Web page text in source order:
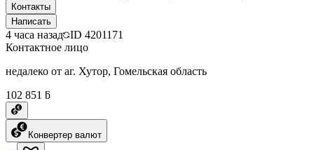
Контакты
Написать
4 часа назад ID 4201171
Контактное лицо
недалеко от аг. Хутор, Гомельская область
102 851 ƃ
Конвертер валют